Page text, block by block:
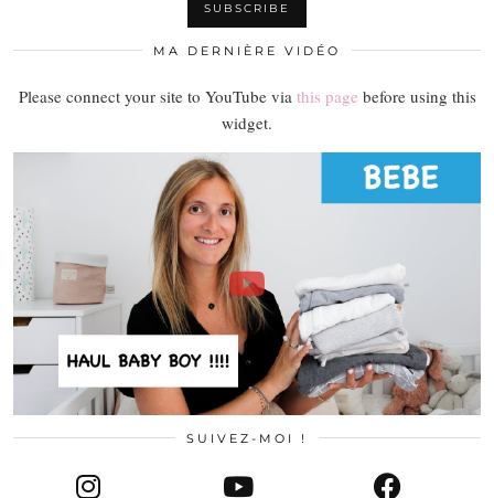
MA DERNIÈRE VIDÉO
Please connect your site to YouTube via this page before using this
widget.
SUIVEZ-MOI !